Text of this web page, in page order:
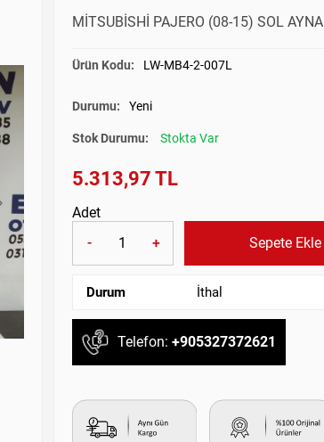
MİTSUBİSHİ PAJERO (08-15) SOL
Ürün Kodu: LW-MB4-2-007L
Durumu: Yeni
Stok Durumu: Stokta Var
5.313,97 TL
Adet
-
+ Sepete Ekle
Durum İthal
Telefon: +905327372621